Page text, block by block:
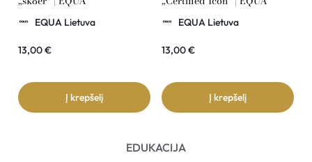
EDUKACIJA
EQUA Lietuva
13,00€
Į krepšelį
EQUA Lietuva
13,00€
Į krepšelį